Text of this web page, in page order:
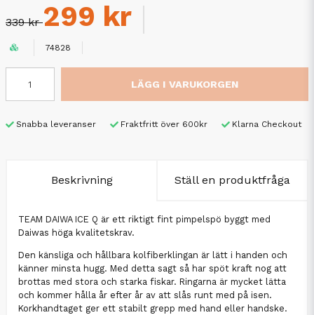
339 kr299 kr
74828
LÄGG I VARUKORGEN
Snabba leveranser Fraktfritt över 600kr Klarna Checkout
Beskrivning Ställ en produktfråga
TEAM DAIWA ICE Q är ett riktigt fint pimpelspö byggt med
Daiwas höga kvalitetskrav.
Den känsliga och hållbara kolfiberklingan är lätt i handen och
känner minsta hugg. Med detta sagt så har spöt kraft nog att
brottas med stora och starka fiskar. Ringarna är mycket lätta
och kommer hålla år efter år av att slås runt med på isen.
Korkhandtaget ger ett stabilt grepp med hand eller handske.